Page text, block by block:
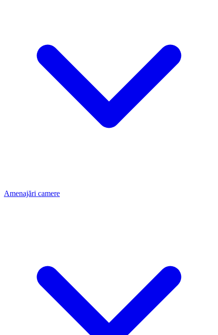
Amenajări camere